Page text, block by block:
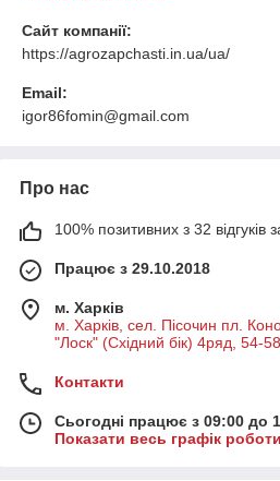
Сайт компанії:
https://agrozapchasti.in.ua/ua/
Email:
igor86fomin@gmail.com
Про нас
100% позитивних з 32 відгуків
Працює з 29.10.2018
м. Харків
м. Харків, сел. Пісочин пл.
"Лоск" (Східний бік) 4ряд, 54-
Контакти
Сьогодні працює з 09:00 до
Показати весь графік роботи